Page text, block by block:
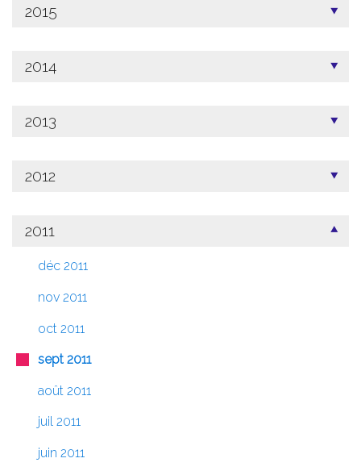
2015
2014
2013
2012
2011
déc 2011
nov 2011
oct 2011
sept 2011
août 2011
juil 2011
juin 2011